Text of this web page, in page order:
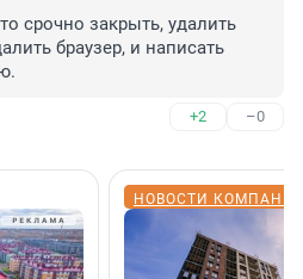
срочно закрыть, удалить
браузер, и написать
+2 –0
НОВОСТИ